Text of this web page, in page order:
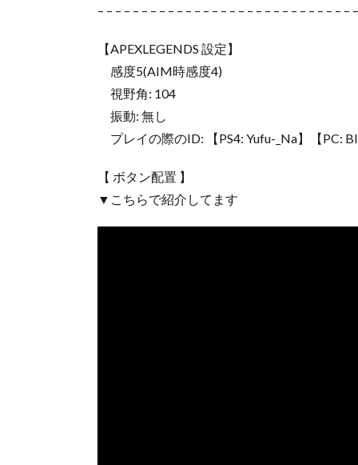
– – – – – – – – – – – – – – – – – – – – – – – – – – – – –
【APEXLEGENDS 設定】
感度5(AIM時感度4)
視野角: 104
振動: 無し
プレイの際のID: 【PS4: Yufu-_Na】【PC:
【 ボタン配置 】
▼こちらで紹介してます